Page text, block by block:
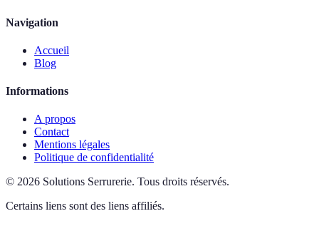
Navigation
Accueil
Blog
Informations
A propos
Contact
Mentions légales
Politique de confidentialité
© 2026 Solutions Serrurerie. Tous droits réservés.
Certains liens sont des liens affiliés.